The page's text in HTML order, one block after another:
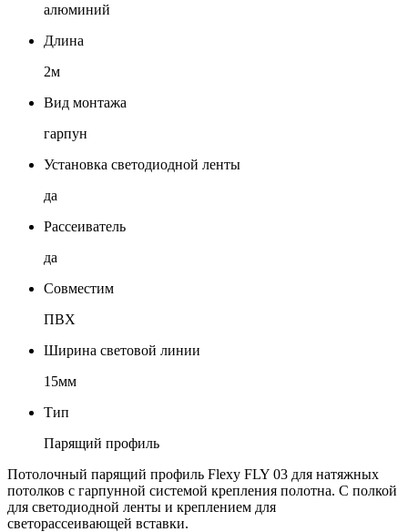
алюминий
Длина
2м
Вид монтажа
гарпун
Установка светодиодной ленты
да
Рассеиватель
да
Совместим
ПВХ
Ширина световой линии
15мм
Тип
Парящий профиль
Потолочный парящий профиль Flexy FLY 03 для натяжных
потолков с гарпунной системой крепления полотна. С полкой
для светодиодной ленты и креплением для
светорассеивающей вставки.